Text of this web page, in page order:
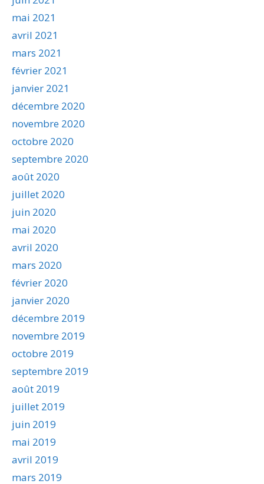
mai 2021
avril 2021
mars 2021
février 2021
janvier 2021
décembre 2020
novembre 2020
octobre 2020
septembre 2020
août 2020
juillet 2020
juin 2020
mai 2020
avril 2020
mars 2020
février 2020
janvier 2020
décembre 2019
novembre 2019
octobre 2019
septembre 2019
août 2019
juillet 2019
juin 2019
mai 2019
avril 2019
mars 2019